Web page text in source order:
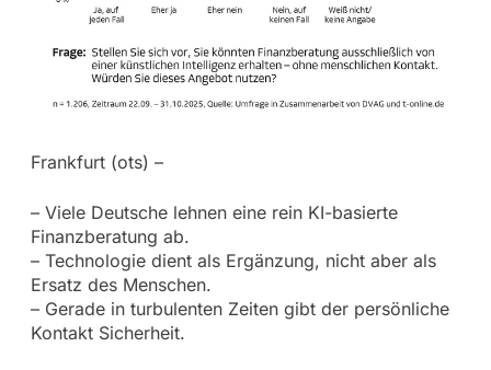
Frankfurt (ots) –
– Viele Deutsche lehnen eine rein KI-basierte
Finanzberatung ab.
– Technologie dient als Ergänzung, nicht aber als
Ersatz des Menschen.
– Gerade in turbulenten Zeiten gibt der persönliche
Kontakt Sicherheit.